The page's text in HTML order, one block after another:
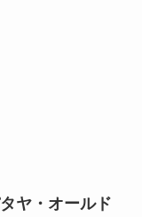
ヤ・オールド